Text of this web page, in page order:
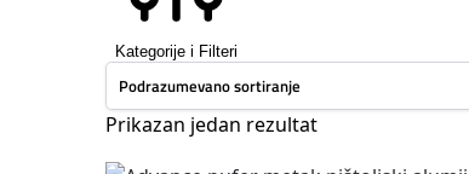
Kategorije i Filteri
Prikazan jedan rezultat